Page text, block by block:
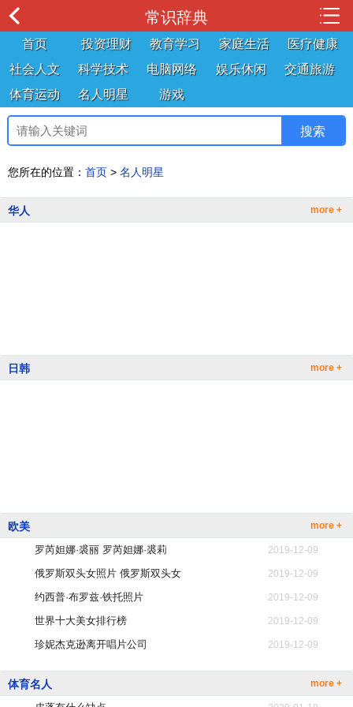
常识辞典
首页 投资理财 教育学习 家庭生活
医疗健康
社会人文
科学技术 电脑网络 娱乐休闲
交通旅游
体育运动
名人明星 游戏
您所在的位置： 首页 > 名人明星
华人 more +
日韩 more +
欧美 more +
罗芮妲娜·裘丽 罗芮妲娜·裘莉 2019-12-09
俄罗斯双头女照片 俄罗斯双头女 2019-12-09
约西普·布罗兹·铁托照片 2019-12-09
世界十大美女排行榜 2019-12-09
珍妮杰克逊离开唱片公司 2019-12-09
惠特妮·休斯顿在音乐界的影响 2019-12-09
惠特尼·休斯顿的死亡原因
体育名人 more +